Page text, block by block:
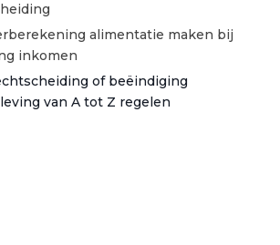
alimentatie maken bij
inkomen
of beëindiging
van A tot Z regelen